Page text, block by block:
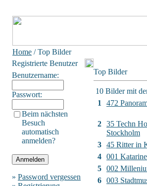
Home / Top Bilder
Registrierte Benutzer
Benutzername:
Passwort:
Beim nächsten
Besuch
automatisch
anmelden?
» Password vergessen
Top Bilder
10 Bilder mit
1
472
2 35 Techn
Stockholm
3 45 Ritter in
4 001
5 002
6 003